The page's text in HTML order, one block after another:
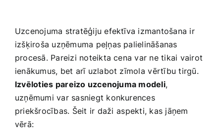
Uzcenojuma stratēģiju efektīva izmantošana ir
izšķiroša uzņēmuma peļņas palielināšanas
procesā. Pareizi noteikta cena var ne tikai vairot
ienākumus, bet arī uzlabot zīmola⁣ vērtību ‌tirgū.
Izvēloties⁢ pareizo uzcenojuma modeli,
uzņēmumi var sasniegt konkurences
priekšrocības.‌ Šeit⁣ ir‌ daži⁢ aspekti, kas jāņem
vērā: